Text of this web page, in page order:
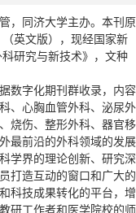
，同济大学主办。本刊原
英文版），现经国家新
研究与新技术》，文种
数字化期刊群收录，内容
、心胸血管外科、泌尿外
烧伤、整形外科、器官移
最前沿的外科领域的发展
学界的理论创新、研究深
打造互动的窗口和广大的
科技成果转化的平台，增
研工作者和医学院校的师